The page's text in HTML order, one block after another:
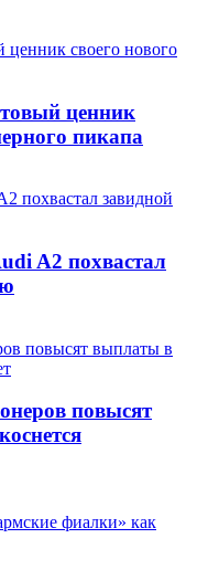
ценник
пикапа
A2 похвастал
повысят